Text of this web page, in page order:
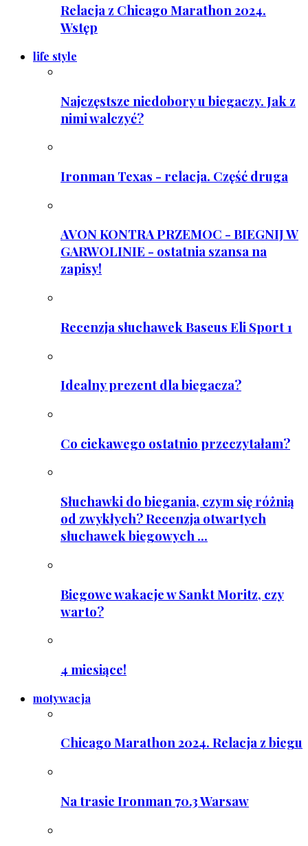
Relacja z Chicago Marathon 2024.
Wstęp
life style
Najczęstsze niedobory u biegaczy. Jak z
nimi walczyć?
Ironman Texas - relacja. Część druga
AVON KONTRA PRZEMOC - BIEGNIJ W
GARWOLINIE - ostatnia szansa na
zapisy!
Recenzja słuchawek Baseus Eli Sport 1
Idealny prezent dla biegacza?
Co ciekawego ostatnio przeczytałam?
Słuchawki do biegania, czym się różnią
od zwykłych? Recenzja otwartych
słuchawek biegowych ...
Biegowe wakacje w Sankt Moritz, czy
warto?
4 miesiące!
motywacja
Chicago Marathon 2024. Relacja z biegu
Na trasie Ironman 70.3 Warsaw